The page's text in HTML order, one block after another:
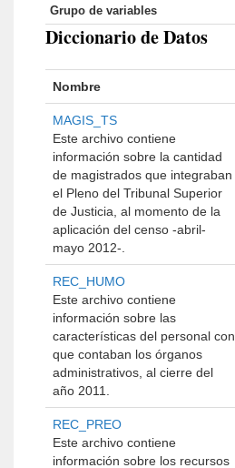
Grupo de variables
Diccionario de Datos
Nombre
MAGIS_TS
Este archivo contiene
información sobre la cantidad
de magistrados que integraban
el Pleno del Tribunal Superior
de Justicia, al momento de la
aplicación del censo -abril-
mayo 2012-.
REC_HUMO
Este archivo contiene
información sobre las
características del personal con
que contaban los órganos
administrativos, al cierre del
año 2011.
REC_PREO
Este archivo contiene
información sobre los recursos